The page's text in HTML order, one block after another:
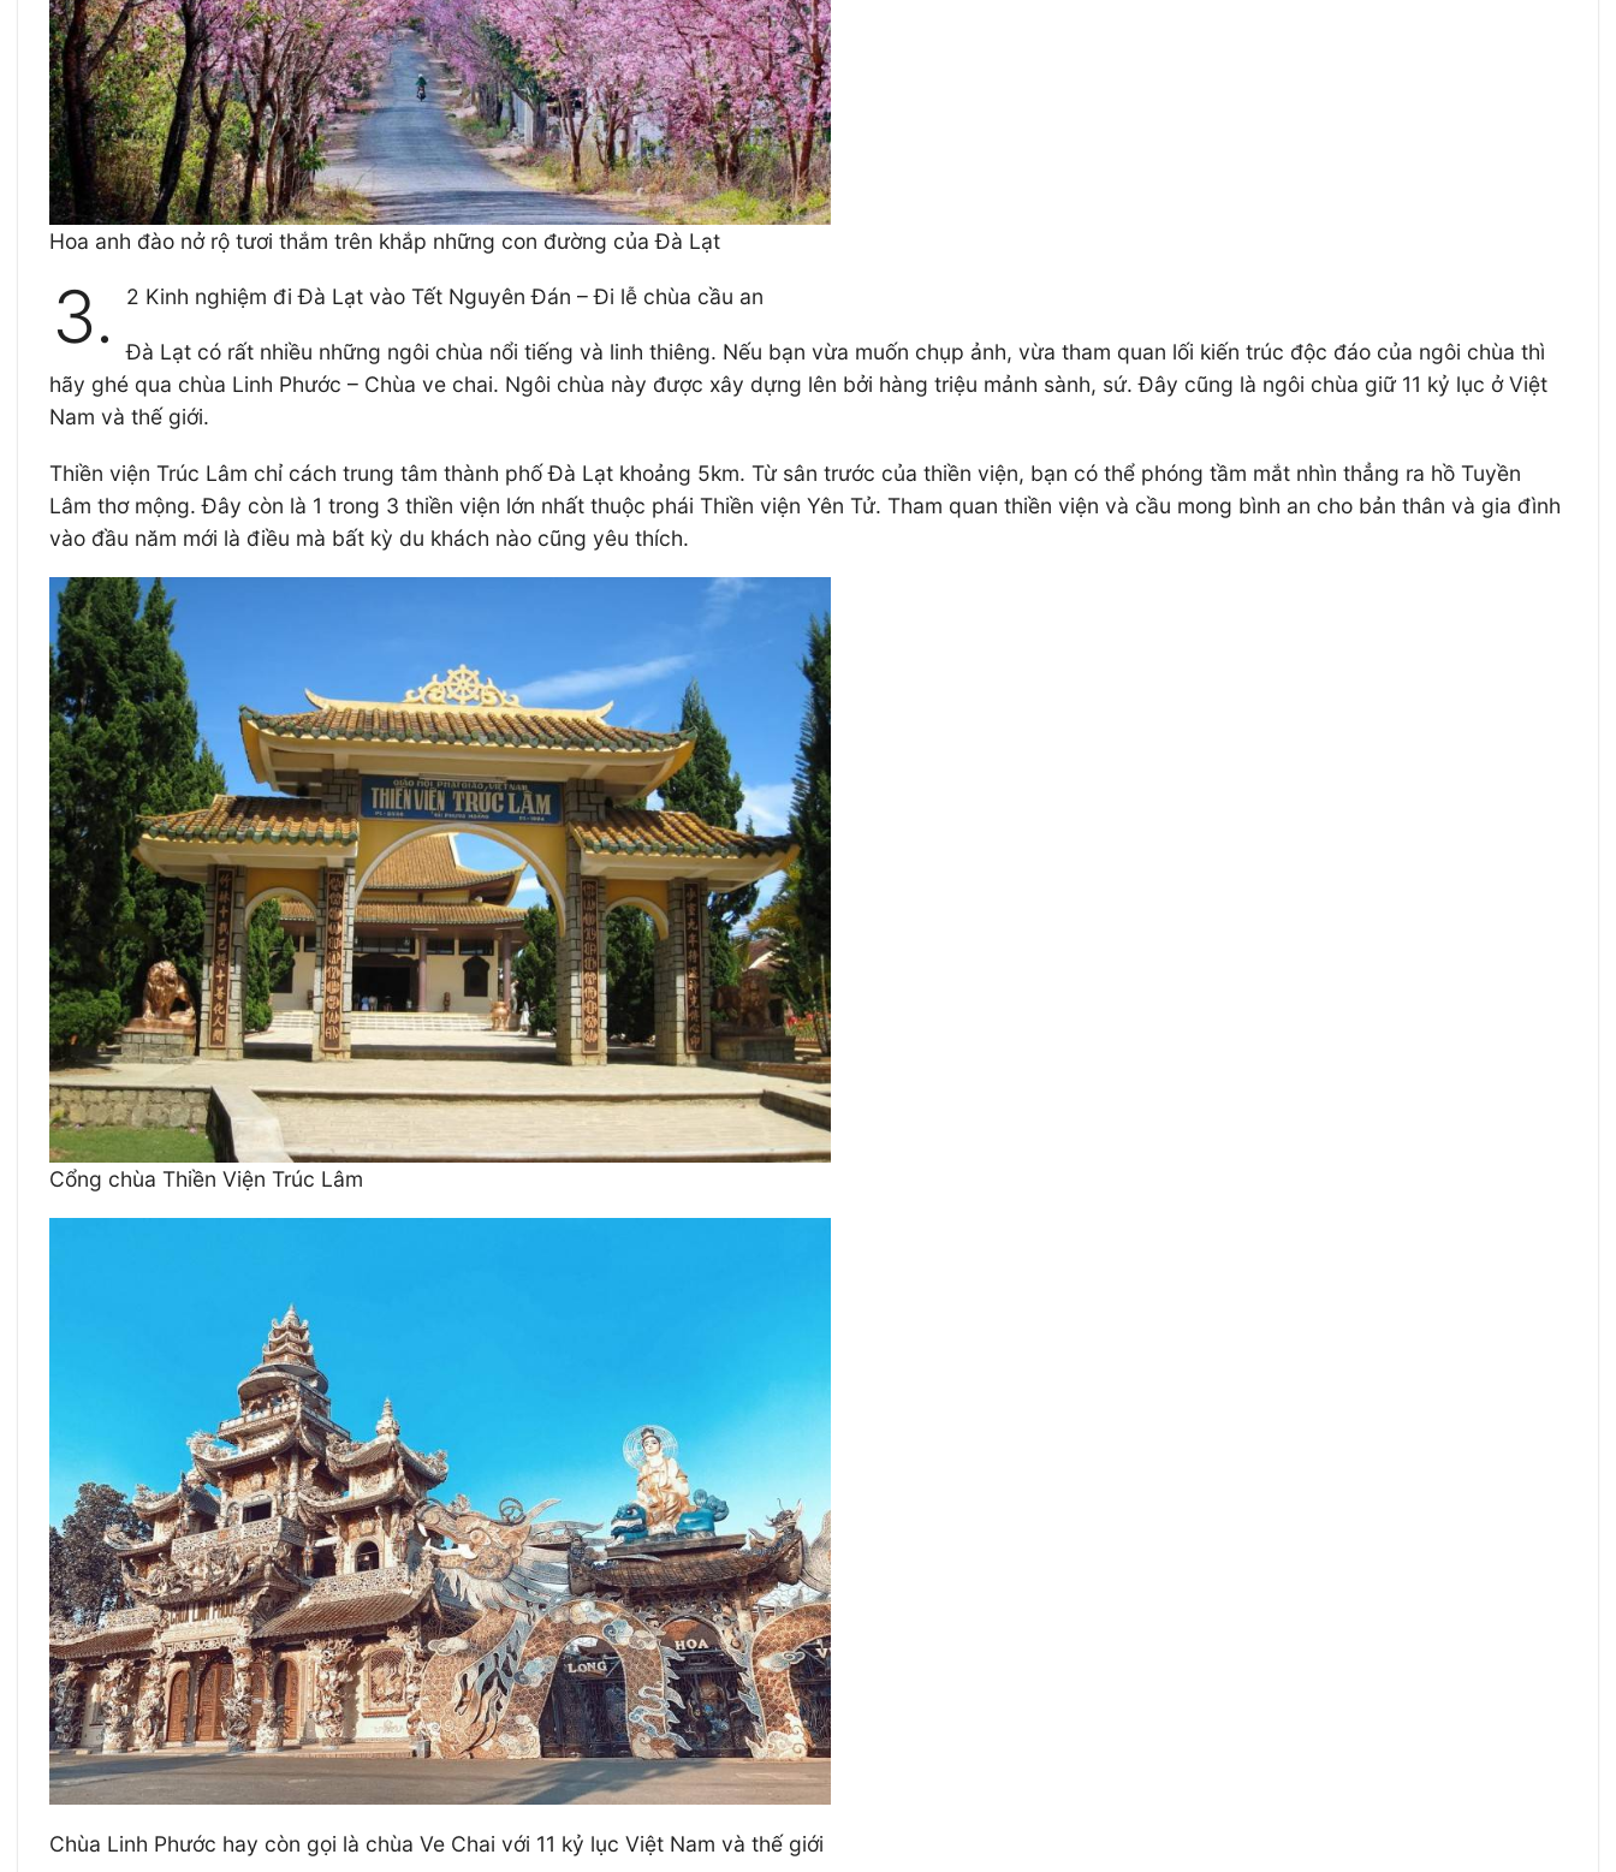
Hoa anh đào nở rộ tươi thắm trên khắp những con đường của Đà Lạt
3. 2 Kinh nghiệm đi Đà Lạt vào Tết Nguyên Đán – Đi lễ chùa cầu an
Đà Lạt có rất nhiều những ngôi chùa nổi tiếng và linh thiêng. Nếu bạn vừa muốn chụp ảnh, vừa tham quan lối kiến trúc độc đáo của ngôi chùa thì
hãy ghé qua chùa Linh Phước – Chùa ve chai. Ngôi chùa này được xây dựng lên bởi hàng triệu mảnh sành, sứ. Đây cũng là ngôi chùa giữ 11 kỷ lục ở Việt
Nam và thế giới.
Thiền viện Trúc Lâm chỉ cách trung tâm thành phố Đà Lạt khoảng 5km. Từ sân trước của thiền viện, bạn có thể phóng tầm mắt nhìn thẳng ra hồ Tuyền
Lâm thơ mộng. Đây còn là 1 trong 3 thiền viện lớn nhất thuộc phái Thiền viện Yên Tử. Tham quan thiền viện và cầu mong bình an cho bản thân và gia đình
vào đầu năm mới là điều mà bất kỳ du khách nào cũng yêu thích.
Cổng chùa Thiền Viện Trúc Lâm
Chùa Linh Phước hay còn gọi là chùa Ve Chai với 11 kỷ lục Việt Nam và thế giới